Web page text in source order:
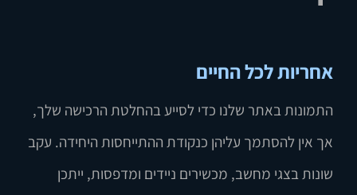
אחריות לכל החיים
התמונות באתר שלנו כדי לסייע בהחלטת הרכישה שלך,
אך אין להסתמך עליהן כנקודת ההתייחסות היחידה. עקב
שונות בצגי מחשב, מכשירים ניידים ומדפסות, ייתכן